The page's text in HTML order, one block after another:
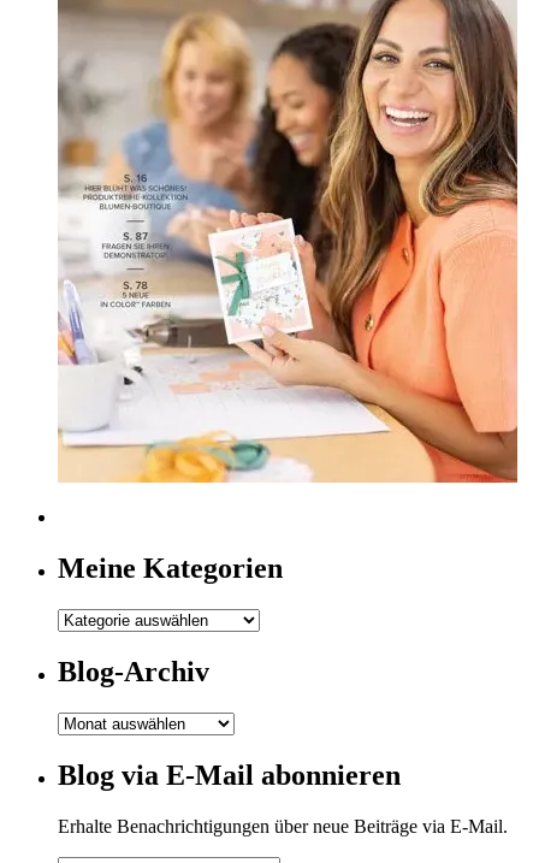
Meine Kategorien
Meine
Blog-Archiv
Blog-
Blog via E-Mail abonnieren
Erhalte Benachrichtigungen über neue Beiträge via E-Mail.